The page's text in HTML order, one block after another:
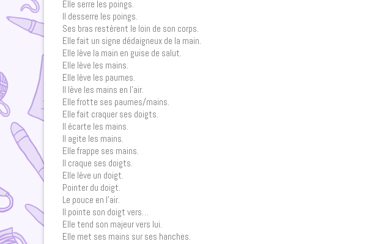
Elle serre les poings.
Il desserre les poings.
Ses bras restèrent le loin de son corps.
Elle fait un signe dédaigneux de la main.
Elle lève la main en guise de salut.
Elle lève les mains.
Elle lève les paumes.
Il lève les mains en l’air.
Elle frotte ses paumes/mains.
Elle fait craquer ses doigts.
Il écarte les mains.
Il agite les mains.
Elle frappe ses mains.
Il craque ses doigts.
Elle lève un doigt.
Pointer du doigt.
Le pouce en l’air.
Il pointe son doigt vers…
Elle tend son majeur vers lui.
Elle met ses mains sur ses hanches.